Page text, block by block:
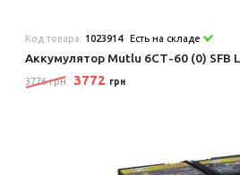
Код товара: 1023914 Есть на складе
Аккумулятор Mutlu 6СТ-60 (0) SFB
3776 грн 3772 грн